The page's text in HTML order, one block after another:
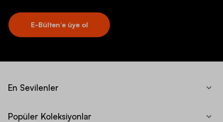
E-Bülten’e üye ol
En Sevilenler
Popüler Koleksiyonlar